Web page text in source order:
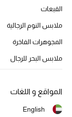
القبعات
ملابس النوم الرجالية
المجوهرات الفاخرة
ملابس البحر للرجال
المواقع و اللغات
English